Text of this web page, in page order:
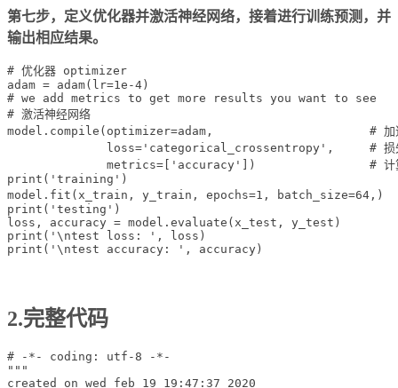
第七步，定义优化器并激活神经网络，接着进行训练预测，并
输出相应结果。
# 优化器 optimizer
adam = adam(lr=1e-4)
# we add metrics to get more results you want to see
# 激活神经网络
model.compile(optimizer=adam,                      # 加速
loss='categorical_crossentropy',     # 损
metrics=['accuracy'])                # 计
print('training')
model.fit(x_train, y_train, epochs=1, batch_size=64,)  # 训
print('testing')
loss, accuracy = model.evaluate(x_test, y_test)
print('\ntest loss: ', loss)
2.完整代码
# -*- coding: utf-8 -*-
"""
created on wed feb 19 19:47:37 2020